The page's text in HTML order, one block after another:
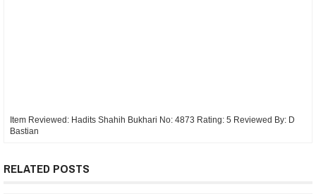
Item Reviewed: Hadits Shahih Bukhari No: 4873 Rating: 5 Reviewed By: D
Bastian
RELATED POSTS